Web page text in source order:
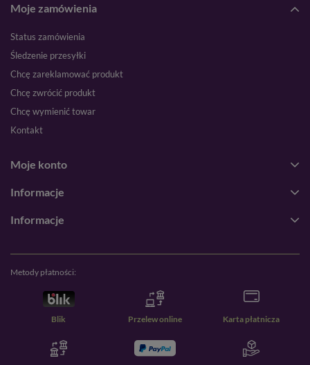
Moje zamówienia
Status zamówienia
Śledzenie przesyłki
Chcę zareklamować produkt
Chcę zwrócić produkt
Chcę wymienić towar
Kontakt
Moje konto
Informacje
Informacje
Metody płatności:
Blik Przelew online Karta płatnicza